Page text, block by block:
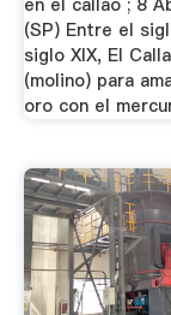
en el callao ; 8
(SP) Entre el
siglo XIX, El
(molino) para
oro con el